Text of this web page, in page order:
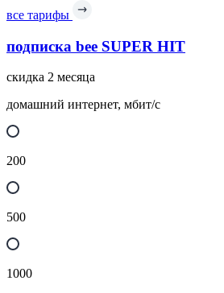
все тарифы
подписка bee SUPER HIT
скидка 2 месяца
домашний интернет, мбит/с
200
500
1000